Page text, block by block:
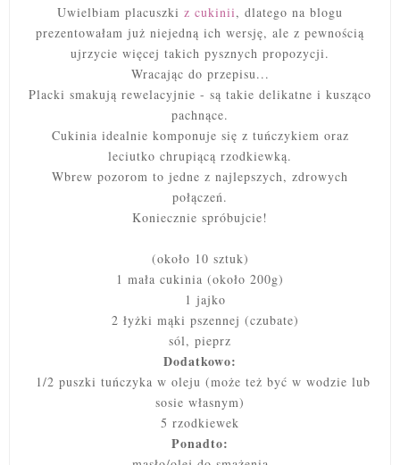
Uwielbiam placuszki z cukinii, dlatego na blogu
prezentowałam już niejedną ich wersję, ale z pewnością
ujrzycie więcej takich pysznych propozycji.
Wracając do przepisu...
Placki smakują rewelacyjnie - są takie delikatne i kusząco
pachnące.
Cukinia idealnie komponuje się z tuńczykiem oraz
leciutko chrupiącą rzodkiewką.
Wbrew pozorom to jedne z najlepszych, zdrowych
połączeń.
Koniecznie spróbujcie!
(około 10 sztuk)
1 mała cukinia (około 200g)
1 jajko
2 łyżki mąki pszennej (czubate)
sól, pieprz
Dodatkowo:
1/2 puszki tuńczyka w oleju (może też być w wodzie lub
sosie własnym)
5 rzodkiewek
Ponadto: